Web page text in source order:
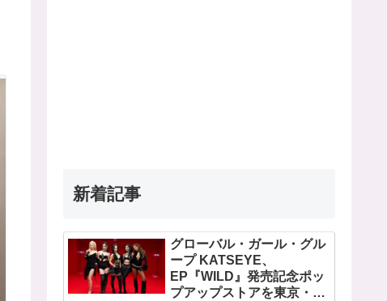
新着記事
グローバル・ガール・グル
ープ KATSEYE、
EP『WILD』発売記念ポッ
プアップストアを東京・原